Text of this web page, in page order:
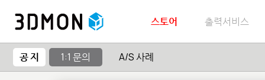
스토어 출력서비스
공 지 1:1 문의 A/S 사례